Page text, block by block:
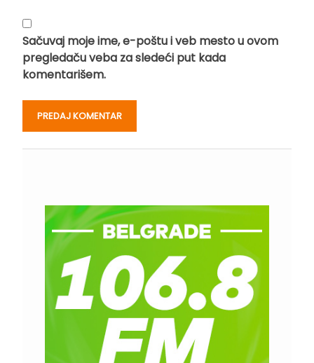
Sačuvaj moje ime, e-poštu i veb mesto u ovom
pregledaču veba za sledeći put kada
komentarišem.